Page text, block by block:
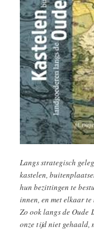
Langs strategisch
kastelen,
hun bezittingen te
innen, en met elkaar
Zo ook langs de Oude
onze tijd niet gehaald,